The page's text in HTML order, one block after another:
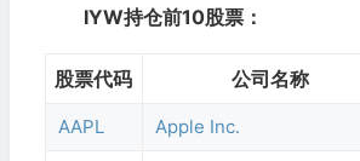
IYW持仓前10股票：
股票代码 公司名称
AAPL Apple Inc.